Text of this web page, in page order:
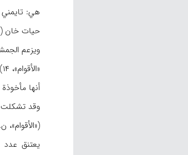
حيات خان (ص ۳۰۴) أن جمشيدي وفيروزكوهي هما من هزاره أيماق، بينما يرى بليو
ويزعم
أنها مأخوذة
يعتنق عدد